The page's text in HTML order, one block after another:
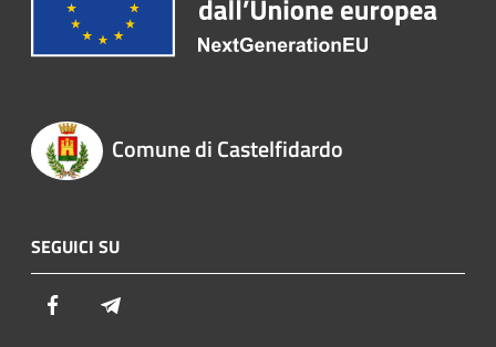
Comune di Castelfidardo
SEGUICI SU
Facebook